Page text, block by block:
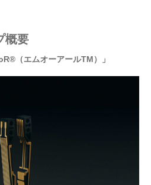
概要
（エムオーアールTM）」